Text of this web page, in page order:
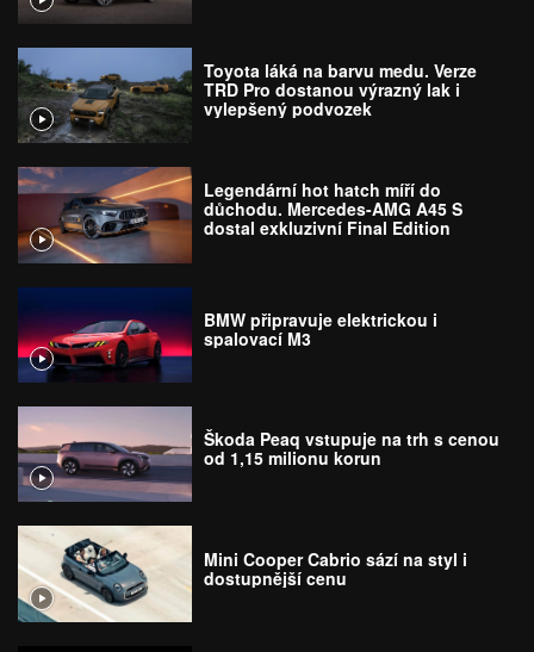
Toyota láká na barvu medu. Verze
TRD Pro dostanou výrazný lak i
vylepšený podvozek
Legendární hot hatch míří do
důchodu. Mercedes-AMG A45 S
dostal exkluzivní Final Edition
BMW připravuje elektrickou i
spalovací M3
Škoda Peaq vstupuje na trh s cenou
od 1,15 milionu korun
Mini Cooper Cabrio sází na styl i
dostupnější cenu